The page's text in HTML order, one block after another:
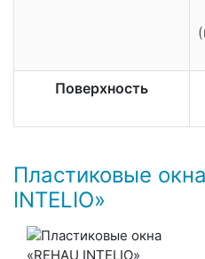
Поверхность
Пластиковые
INTELIO»